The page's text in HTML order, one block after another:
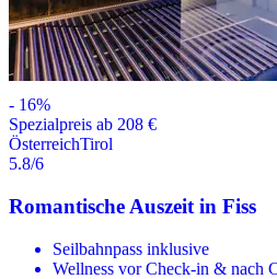
- 16%
Spezialpreis ab 208 €
ÖsterreichTirol
5.8/6
Romantische Auszeit in Fiss
Seilbahnpass inklusive
Wellness vor Check-in & nach